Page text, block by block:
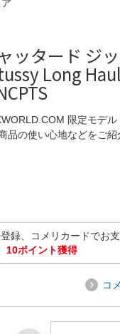
ッタード ジ
Long
限定モデル
品の使い心地などをご紹
録、コメリカードでお
10ポイント獲得
コ